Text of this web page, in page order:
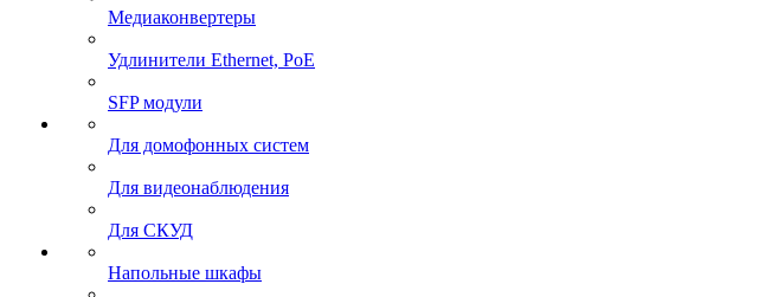
Медиаконвертеры
Удлинители Ethernet, PoE
SFP модули
Для домофонных систем
Для видеонаблюдения
Для СКУД
Напольные шкафы